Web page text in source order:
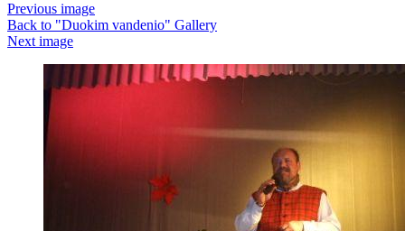
Previous image
Back to "Duokim vandenio" Gallery
Next image